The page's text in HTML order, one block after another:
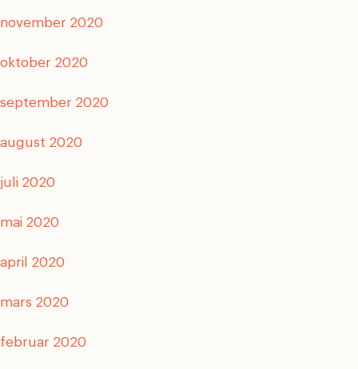
november 2020
oktober 2020
september 2020
august 2020
juli 2020
mai 2020
april 2020
mars 2020
februar 2020